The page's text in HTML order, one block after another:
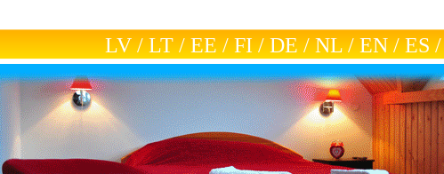
LV / LT / EE / FI / DE / NL / EN / ES /